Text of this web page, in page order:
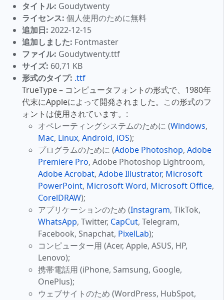
タイトル: Goudytwenty
ライセンス: 個人使用のために無料
追加日: 2022-12-15
追加しました: Fontmaster
ファイル: Goudytwenty.ttf
サイズ: 60,71 KB
形式のタイプ: .ttf
TrueType – コンピュータフォントの形式で、1980年
代末にAppleによって開発されました。この形式のフ
ォントは使用されています。:
オペレーティングシステムのために (Windows,
Mac, Linux, Android, iOS);
プログラムのために (Adobe Photoshop, Adobe
Premiere Pro, Adobe Photoshop Lightroom,
Adobe Acrobat, Adobe Illustrator, Microsoft
PowerPoint, Microsoft Word, Microsoft Office,
CorelDRAW);
アプリケーションのため (Instagram, TikTok,
WhatsApp, Twitter, CapCut, Telegram,
Facebook, Snapchat, PixelLab);
コンピューター用 (Acer, Apple, ASUS, HP,
Lenovo);
携帯電話用 (iPhone, Samsung, Google,
OnePlus);
ウェブサイトのため (WordPress, HubSpot,